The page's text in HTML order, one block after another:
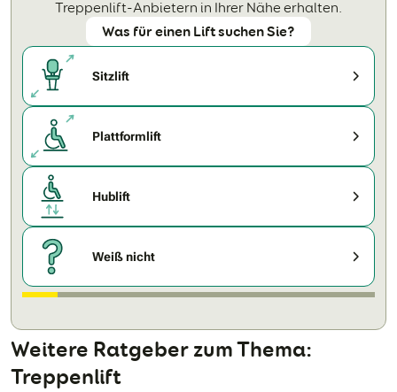
Treppenlift-Anbietern in Ihrer Nähe erhalten.
Was für einen Lift suchen Sie?
Sitzlift
Plattformlift
Hublift
Weiß nicht
Weitere Ratgeber zum Thema:
Treppenlift